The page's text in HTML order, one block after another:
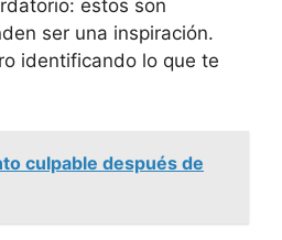
estos son
ser una inspiración.
identificando lo que te
culpable después de